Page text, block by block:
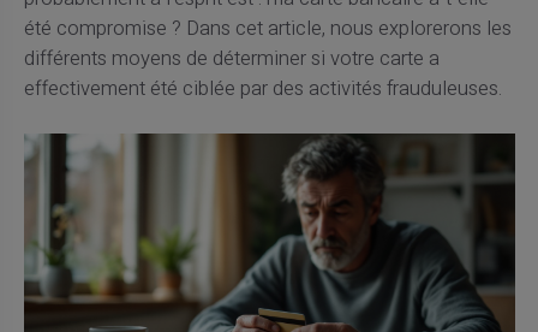
été compromise ? Dans cet article, nous explorerons les
différents moyens de déterminer si votre carte a
effectivement été ciblée par des activités frauduleuses.